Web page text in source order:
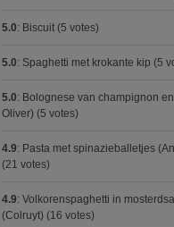
5.0: Biscuit (5 votes)
5.0: Spaghetti met krokante kip (5
5.0: Bolognese van champignon
Oliver) (5 votes)
4.9: Pasta met spinazieballetjes
(21 votes)
4.9: Volkorenspaghetti in
(Colruyt) (16 votes)